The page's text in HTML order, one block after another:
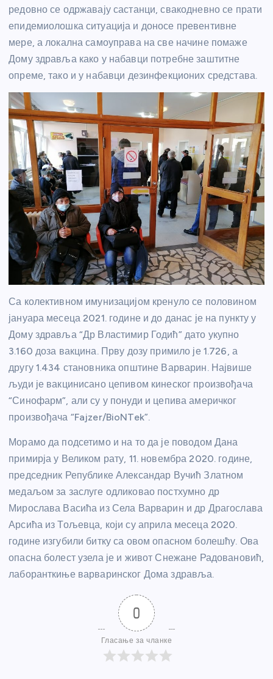
редовно се одржавају састанци, свакодневно се прати
епидемиолошка ситуација и доносе превентивне
мере, а локална самоуправа на све начине помаже
Дому здравља како у набавци потребне заштитне
опреме, тако и у набавци дезинфекционих средстава.
Са колективном имунизацијом кренуло се половином
јануара месеца 2021. године и до данас је на пункту у
Дому здравља “Др Властимир Годић” дато укупно
3.160 доза вакцина. Прву дозу примило је 1.726, а
другу 1.434 становника општине Варварин. Највише
људи је вакцинисано цепивом кинеског произвођача
“Синофарм”, али су у понуди и цепива америчког
произвођача “Fajzer/BioNTek”.
Морамо да подсетимо и на то да је поводом Дана
примирја у Великом рату, 11. новембра 2020. године,
председник Републике Александар Вучић Златном
медаљом за заслуге одликовао постхумно др
Мирослава Васића из Села Варварин и др Драгослава
Арсића из Тољевца, који су априла месеца 2020.
године изгубили битку са овом опасном болешћу. Ова
опасна болест узела је и живот Снежане Радовановић,
лаборанткиње варваринског Дома здравља.
0
Гласање за чланке